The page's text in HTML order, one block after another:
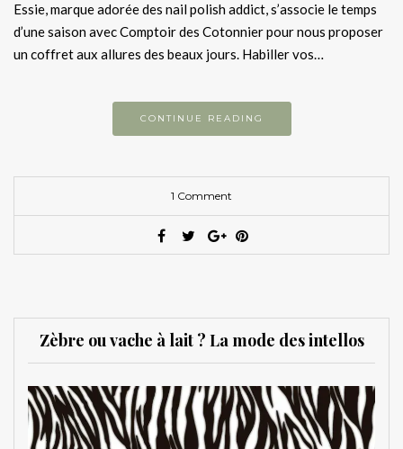
Essie, marque adorée des nail polish addict, s’associe le temps
d’une saison avec Comptoir des Cotonnier pour nous proposer
un coffret aux allures des beaux jours. Habiller vos…
CONTINUE READING
1 Comment
Zèbre ou vache à lait ? La mode des intellos